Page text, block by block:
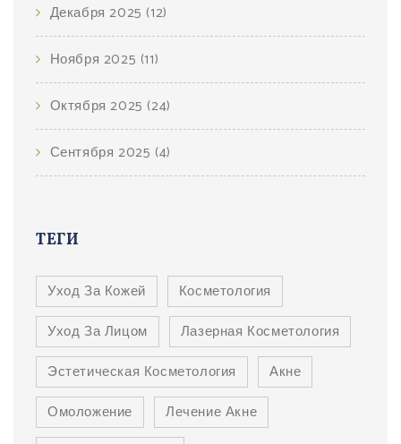
Декабря 2025 (12)
Ноября 2025 (11)
Октября 2025 (24)
Сентября 2025 (4)
ТЕГИ
Уход За Кожей
Косметология
Уход За Лицом
Лазерная Косметология
Эстетическая Косметология
Акне
Омоложение
Лечение Акне